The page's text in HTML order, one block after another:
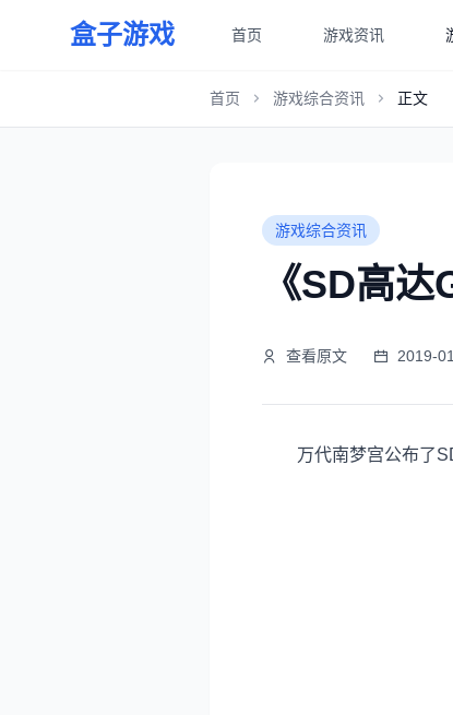
盒子游戏 首页 游戏资讯
首页 游戏综合资讯 正文
游戏综合资讯
《SD高
查看原文 2019-
万代南梦宫公布了SD